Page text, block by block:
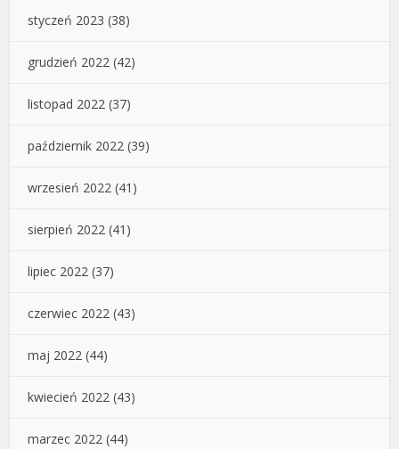
styczeń 2023 (38)
grudzień 2022 (42)
listopad 2022 (37)
październik 2022 (39)
wrzesień 2022 (41)
sierpień 2022 (41)
lipiec 2022 (37)
czerwiec 2022 (43)
maj 2022 (44)
kwiecień 2022 (43)
marzec 2022 (44)